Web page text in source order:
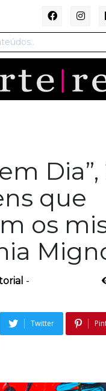
Dia”,
que
os
-
Twitter